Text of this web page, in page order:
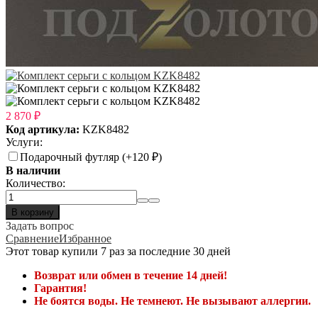
2 870 ₽
Код артикула: KZK8482
Услуги:
Подарочный футляр (+120 ₽)
В наличии
Количество:
В корзину
Задать вопрос
СравнениеИзбранное
Этот товар купили 7 раз за последние 30 дней
Возврат или обмен в течение 14 дней!
Гарантия!
Не боятся воды. Не темнеют. Не вызывают аллергии.